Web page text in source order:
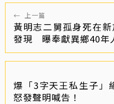
← 上一篇
黃明志二舅孤身死在
發現 曝奉獻異鄉40年
爆「3字天王私生子」
怒發聲明喊告！